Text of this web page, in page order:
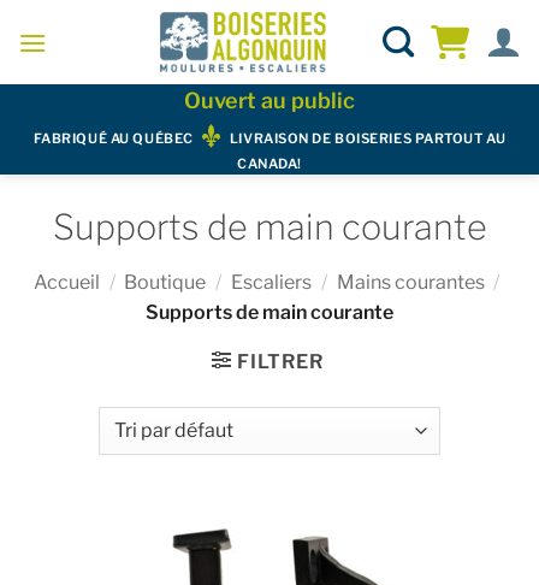
Ouvert au public
FABRIQUÉ AU QUÉBEC
LIVRAISON DE BOISERIES PARTOUT AU
CANADA!
Supports de main courante
Accueil / Boutique / Escaliers / Mains courantes /
Supports de main courante
FILTRER